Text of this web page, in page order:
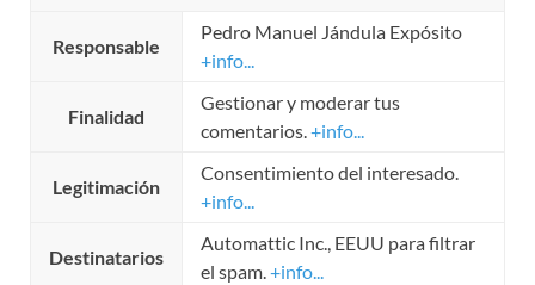
Responsable
Pedro Manuel Jándula Expósito
+info...
Finalidad
Gestionar y moderar tus
comentarios.+info...
Legitimación
Consentimiento del interesado.
+info...
Destinatarios
Automattic Inc., EEUU para filtrar
el spam.+info...